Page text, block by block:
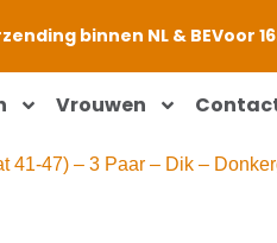
binnen NL & BEVoor
Vrouwen
41-47) – 3 Paar – Dik –